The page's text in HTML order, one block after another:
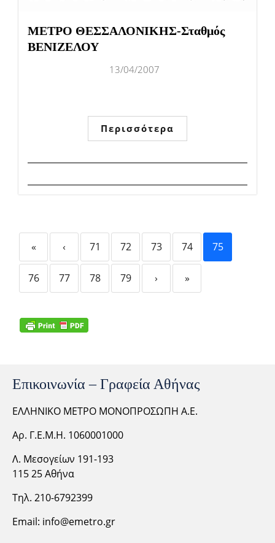
ΜΕΤΡΟ ΘΕΣΣΑΛΟΝΙΚΗΣ-Σταθμός
ΒΕΝΙΖΕΛΟΥ
13/04/2007
Περισσότερα
« ‹ 71 72 73 74 75
76 77 78 79 › »
Επικοινωνία – Γραφεία Αθήνας
ΕΛΛΗΝΙΚΟ ΜΕΤΡΟ ΜΟΝΟΠΡΟΣΩΠΗ Α.Ε.
Αρ. Γ.Ε.Μ.Η. 1060001000
Λ. Μεσογείων 191-193
115 25 Αθήνα
Τηλ. 210-6792399
Email: info@emetro.gr